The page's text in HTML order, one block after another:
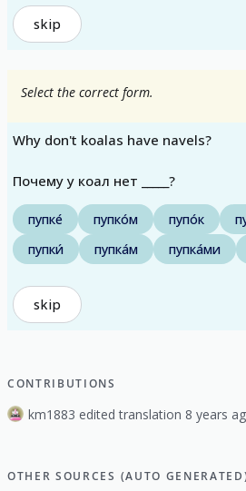
skip
Select the correct form.
Why don't koalas have navels?
Почему у коал нет _____?
пупке́ пупко́м пупо́к
пупки́
пупка́м пупка́ми
skip
CONTRIBUTIONS
km1883 edited translation 8 years
OTHER SOURCES (AUTO